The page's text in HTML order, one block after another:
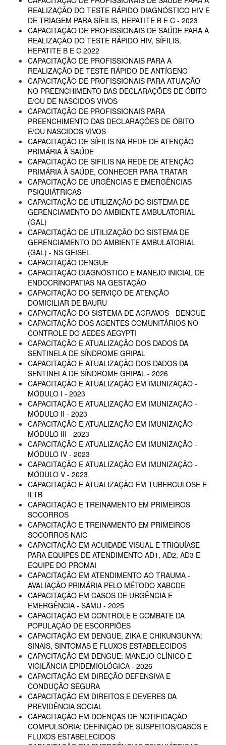
REALIZAÇÃO DO TESTE RÁPIDO DIAGNÓSTICO HIV E
DE TRIAGEM PARA SÍFILIS, HEPATITE B E C - 2023
CAPACITAÇÃO DE PROFISSIONAIS DE SAÚDE PARA A
REALIZAÇÃO DO TESTE RÁPIDO HIV, SÍFILIS,
HEPATITE B E C 2022
CAPACITAÇÃO DE PROFISSIONAIS PARA A
REALIZAÇÃO DE TESTE RÁPIDO DE ANTÍGENO
CAPACITAÇÃO DE PROFISSIONAIS PARA ATUAÇÃO
NO PREENCHIMENTO DAS DECLARAÇÕES DE ÓBITO
E/OU DE NASCIDOS VIVOS
CAPACITAÇÃO DE PROFISSIONAIS PARA
PREENCHIMENTO DAS DECLARAÇÕES DE ÓBITO
E/OU NASCIDOS VIVOS
CAPACITAÇÃO DE SÍFILIS NA REDE DE ATENÇÃO
PRIMÁRIA À SAÚDE
CAPACITAÇÃO DE SIFILIS NA REDE DE ATENÇÃO
PRIMÁRIA À SAÚDE, CONHECER PARA TRATAR
CAPACITAÇÃO DE URGÊNCIAS E EMERGÊNCIAS
PSIQUIÁTRICAS
CAPACITAÇÃO DE UTILIZAÇÃO DO SISTEMA DE
GERENCIAMENTO DO AMBIENTE AMBULATORIAL
(GAL)
CAPACITAÇÃO DE UTILIZAÇÃO DO SISTEMA DE
GERENCIAMENTO DO AMBIENTE AMBULATORIAL
(GAL) - NS GEISEL
CAPACITAÇÃO DENGUE
CAPACITAÇÃO DIAGNÓSTICO E MANEJO INICIAL DE
ENDOCRINOPATIAS NA GESTAÇÃO
CAPACITAÇÃO DO SERVIÇO DE ATENÇÃO
DOMICILIAR DE BAURU
CAPACITAÇÃO DO SISTEMA DE AGRAVOS - DENGUE
CAPACITAÇÃO DOS AGENTES COMUNITÁRIOS NO
CONTROLE DO AEDES AEGYPTI
CAPACITAÇÃO E ATUALIZAÇÃO DOS DADOS DA
SENTINELA DE SÍNDROME GRIPAL
CAPACITAÇÃO E ATUALIZAÇÃO DOS DADOS DA
SENTINELA DE SÍNDROME GRIPAL - 2026
CAPACITAÇÃO E ATUALIZAÇÃO EM IMUNIZAÇÃO -
MÓDULO I - 2023
CAPACITAÇÃO E ATUALIZAÇÃO EM IMUNIZAÇÃO -
MÓDULO II - 2023
CAPACITAÇÃO E ATUALIZAÇÃO EM IMUNIZAÇÃO -
MÓDULO III - 2023
CAPACITAÇÃO E ATUALIZAÇÃO EM IMUNIZAÇÃO -
MÓDULO IV - 2023
CAPACITAÇÃO E ATUALIZAÇÃO EM IMUNIZAÇÃO -
MÓDULO V - 2023
CAPACITAÇÃO E ATUALIZAÇÃO EM TUBERCULOSE E
ILTB
CAPACITAÇÃO E TREINAMENTO EM PRIMEIROS
SOCORROS
CAPACITAÇÃO E TREINAMENTO EM PRIMEIROS
SOCORROS NAIC
CAPACITAÇÃO EM ACUIDADE VISUAL E TRIQUÍASE
PARA EQUIPES DE ATENDIMENTO AD1, AD2, AD3 E
EQUIPE DO PROMAI
CAPACITAÇÃO EM ATENDIMENTO AO TRAUMA -
AVALIAÇÃO PRIMÁRIA PELO MÉTODO XABCDE
CAPACITAÇÃO EM CASOS DE URGÊNCIA E
EMERGÊNCIA - SAMU - 2025
CAPACITAÇÃO EM CONTROLE E COMBATE DA
POPULAÇÃO DE ESCORPIÕES
CAPACITAÇÃO EM DENGUE, ZIKA E CHIKUNGUNYA:
SINAIS, SINTOMAS E FLUXOS ESTABELECIDOS
CAPACITAÇÃO EM DENGUE: MANEJO CLÍNICO E
VIGILÂNCIA EPIDEMIOLÓGICA - 2026
CAPACITAÇÃO EM DIREÇÃO DEFENSIVA E
CONDUÇÃO SEGURA
CAPACITAÇÃO EM DIREITOS E DEVERES DA
PREVIDÊNCIA SOCIAL
CAPACITAÇÃO EM DOENÇAS DE NOTIFICAÇÃO
COMPULSÓRIA: DEFINIÇÃO DE SUSPEITOS/CASOS E
FLUXOS ESTABELECIDOS